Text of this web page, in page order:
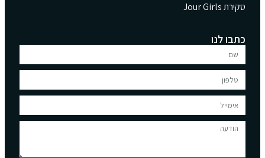
סקירת Jour Girls
כתבו לנו